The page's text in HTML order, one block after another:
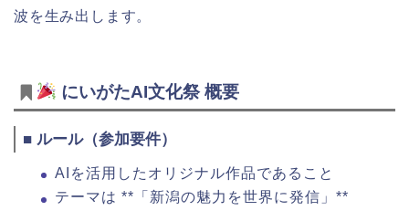
波を生み出します。
にいがたAI文化祭 概要
■ ルール（参加要件）
AIを活用したオリジナル作品であること
テーマは **「新潟の魅力を世界に発信」**